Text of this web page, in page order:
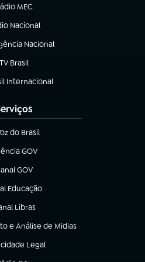
MEC
Nacional
em nova aba)
Nacional
nova aba)
TV Brasil
(abre em nova aba)
Internacional
nova aba)
do Brasil
em nova aba)
GOV
em nova aba)
GOV
em nova aba)
Educação
em nova aba)
Libras
em nova aba)
e Análise de Mídias
aba)
Legal
em nova aba)